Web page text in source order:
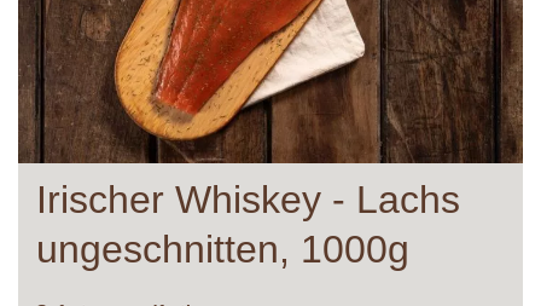
Irischer Whiskey - Lachs
ungeschnitten, 1000g
Anfang
Bildergalerie
springen